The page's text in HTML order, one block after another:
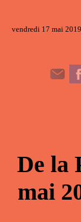
vendredi 17 mai
De la
mai